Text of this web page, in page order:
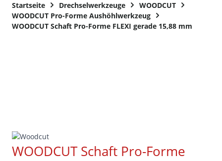
Startseite Drechselwerkzeuge
WOODCUT
WOODCUT Pro-Forme Aushöhlwerkzeug
WOODCUT Schaft Pro-Forme FLEXI gerade 15,88 mm
WOODCUT Schaft Pro-Forme